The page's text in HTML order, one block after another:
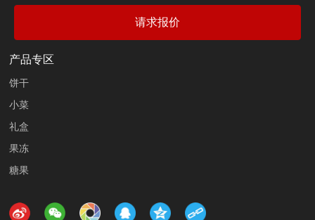
请求报价
产品专区
饼干
小菜
礼盒
果冻
糖果